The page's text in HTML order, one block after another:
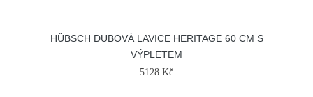
HÜBSCH DUBOVÁ LAVICE HERITAGE 60 CM S
VÝPLETEM
5128 Kč